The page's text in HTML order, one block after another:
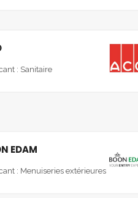
: Sanitaire
EDAM
: Menuiseries extérieures